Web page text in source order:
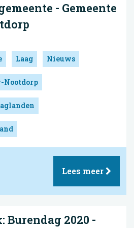
- Gemeente
Laag Nieuws
Nootdorp
Lees meer
2020 -